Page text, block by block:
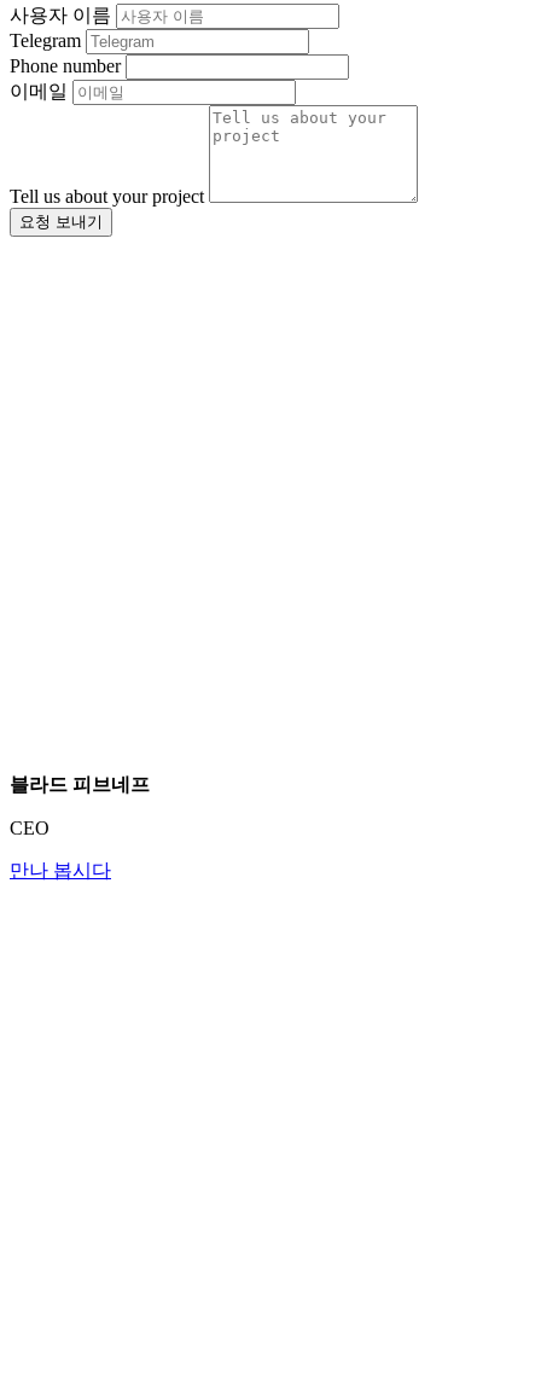
사용자 이름
Telegram
Phone number
이메일
Tell us about your project
요청 보내기
블라드 피브네프
CEO
만나 봅시다